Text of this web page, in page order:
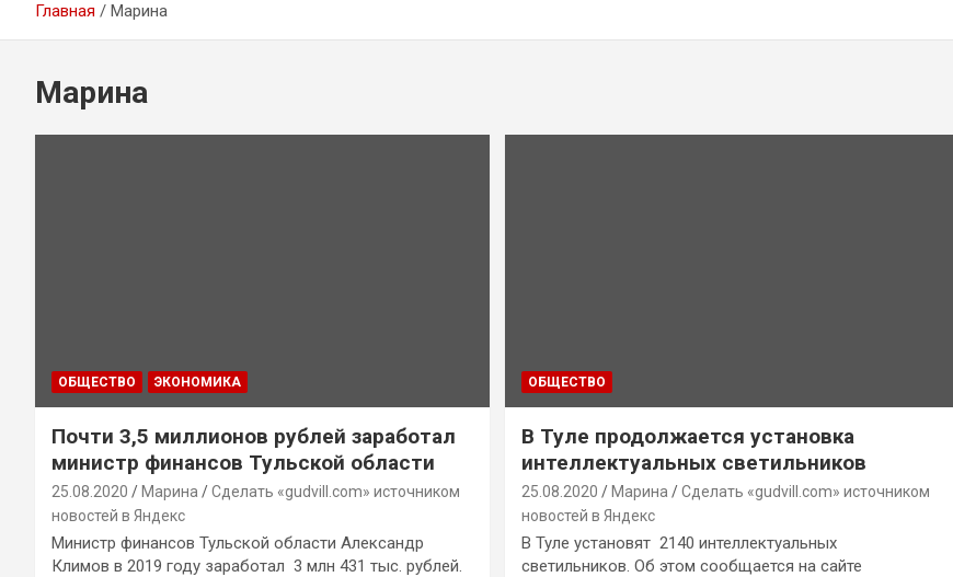
Главная Марина
Марина
ОБЩЕСТВО ЭКОНОМИКА
Почти 3,5 миллионов рублей заработал
министр финансов Тульской области
25.08.2020 Марина
Сделать «gudvill.com» источником
новостей в Яндекс
Министр финансов Тульской области Александр
Климов в 2019 году заработал 3 млн 431 тыс. рублей.
ОБЩЕСТВО
В Туле продолжается установка
интеллектуальных светильников
25.08.2020 Марина
Сделать «gudvill.com» источником
новостей в Яндекс
В Туле установят 2140 интеллектуальных
светильников. Об этом сообщается на сайте